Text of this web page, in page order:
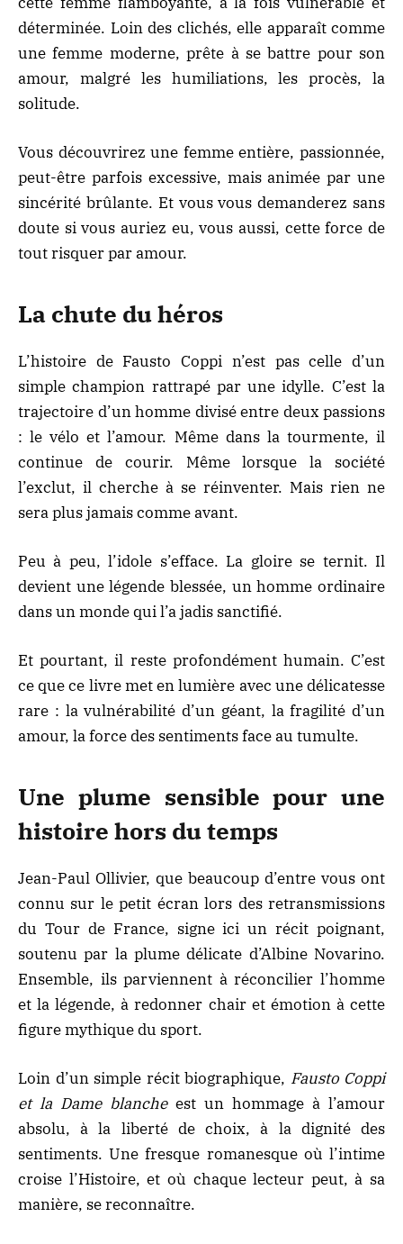
déterminée. Loin des clichés, elle apparaît comme
une femme moderne, prête à se battre pour son
amour, malgré les humiliations, les procès, la
solitude.
Vous découvrirez une femme entière, passionnée,
peut-être parfois excessive, mais animée par une
sincérité brûlante. Et vous vous demanderez sans
doute si vous auriez eu, vous aussi, cette force de
tout risquer par amour.
La chute du héros
L’histoire de Fausto Coppi n’est pas celle d’un
simple champion rattrapé par une idylle. C’est la
trajectoire d’un homme divisé entre deux passions
: le vélo et l’amour. Même dans la tourmente, il
continue de courir. Même lorsque la société
l’exclut, il cherche à se réinventer. Mais rien ne
sera plus jamais comme avant.
Peu à peu, l’idole s’efface. La gloire se ternit. Il
devient une légende blessée, un homme ordinaire
dans un monde qui l’a jadis sanctifié.
Et pourtant, il reste profondément humain. C’est
ce que ce livre met en lumière avec une délicatesse
rare : la vulnérabilité d’un géant, la fragilité d’un
amour, la force des sentiments face au tumulte.
Une plume sensible pour une
histoire hors du temps
Jean-Paul Ollivier, que beaucoup d’entre vous ont
connu sur le petit écran lors des retransmissions
du Tour de France, signe ici un récit poignant,
soutenu par la plume délicate d’Albine Novarino.
Ensemble, ils parviennent à réconcilier l’homme
et la légende, à redonner chair et émotion à cette
figure mythique du sport.
Loin d’un simple récit biographique, Fausto Coppi
et la Dame blancheest un hommage à l’amour
absolu, à la liberté de choix, à la dignité des
sentiments. Une fresque romanesque où l’intime
croise l’Histoire, et où chaque lecteur peut, à sa
manière, se reconnaître.